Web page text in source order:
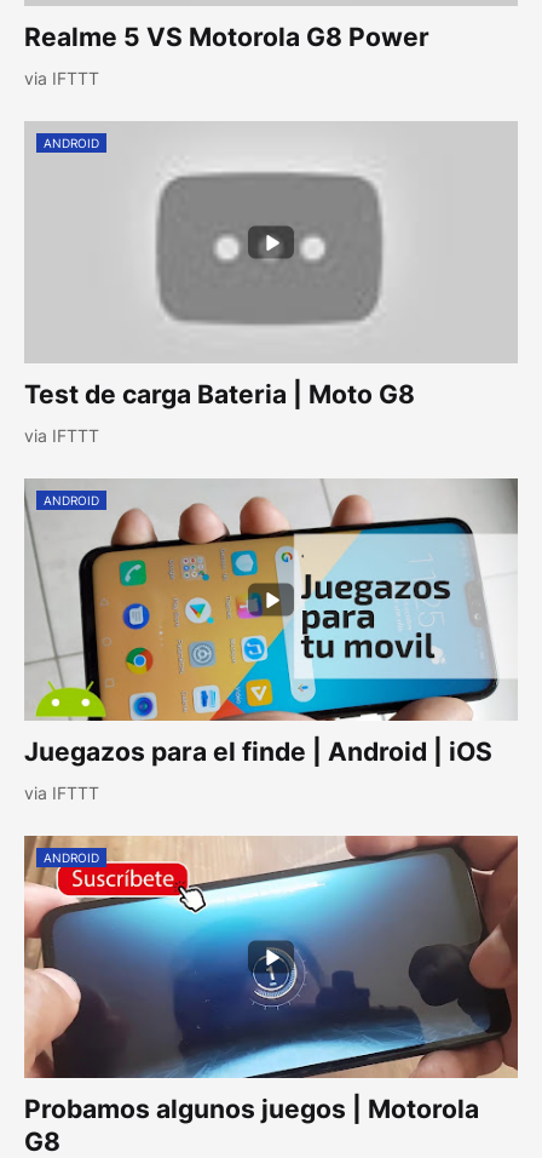
Realme 5 VS Motorola G8 Power
via IFTTT
ANDROID
Test de carga Bateria | Moto G8
via IFTTT
ANDROID
Juegazos para el finde | Android | iOS
via IFTTT
ANDROID
Probamos algunos juegos | Motorola
G8